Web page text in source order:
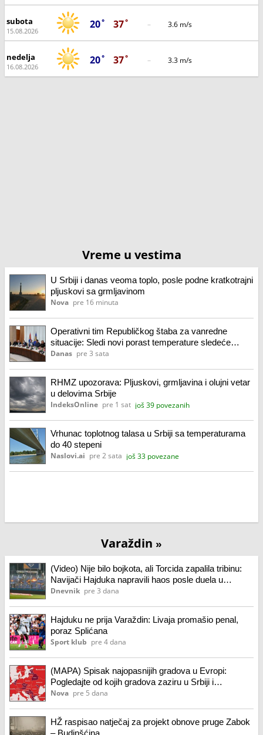
subota
15.08.2026
20˚ 37˚ – 3.6 m/s
nedelja
16.08.2026
20˚ 37˚ – 3.3 m/s
Vreme u vestima
U Srbiji i danas veoma toplo, posle podne kratkotrajni
pljuskovi sa grmljavinom
Nova pre 16 minuta
Operativni tim Republičkog štaba za vanredne
situacije: Sledi novi porast temperature sledeće
nedelje
Danas pre 3 sata
RHMZ upozorava: Pljuskovi, grmljavina i olujni vetar
u delovima Srbije
IndeksOnline pre 1 sat još 39 povezanih
Vrhunac toplotnog talasa u Srbiji sa temperaturama
do 40 stepeni
Naslovi.ai pre 2 sata još 33 povezane
Varaždin »
(Video) Nije bilo bojkota, ali Torcida zapalila tribinu:
Navijači Hajduka napravili haos posle duela u
Varaždinu
Dnevnik pre 3 dana
Hajduku ne prija Varaždin: Livaja promašio penal,
poraz Splićana
Sport klub pre 4 dana
(MAPA) Spisak najopasnijih gradova u Evropi:
Pogledajte od kojih gradova zaziru u Srbiji i
komšiluku
Nova pre 5 dana
HŽ raspisao natječaj za projekt obnove pruge Zabok
– Budinšćina